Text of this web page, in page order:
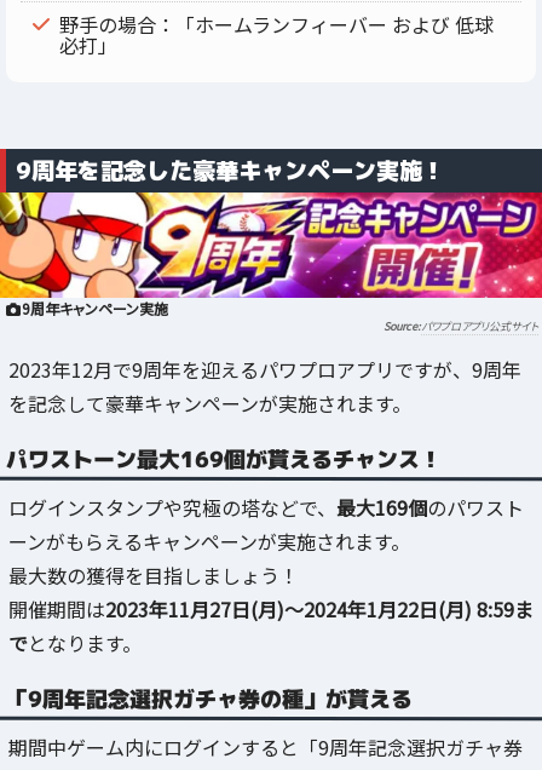
野手の場合：「ホームランフィーバー および 低球
必打」
9周年を記念した豪華キャンペーン実施！
9周年キャンペーン実施
パワプロアプリ公式サイト
2023年12月で9周年を迎えるパワプロアプリですが、9周年
を記念して豪華キャンペーンが実施されます。
パワストーン最大169個が貰えるチャンス！
ログインスタンプや究極の塔などで、 最大169個のパワスト
ーンがもらえるキャンペーンが実施されます。
最大数の獲得を目指しましょう！
開催期間は2023年11月27日(月)～2024年1月22日(月) 8:59ま
でとなります。
「9周年記念選択ガチャ券の種」が貰える
期間中ゲーム内にログインすると「9周年記念選択ガチャ券